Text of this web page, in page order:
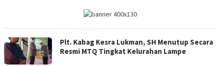
Plt. Kabag Kesra Lukman, SH Menutup Secara
Resmi MTQ Tingkat Kelurahan Lampe